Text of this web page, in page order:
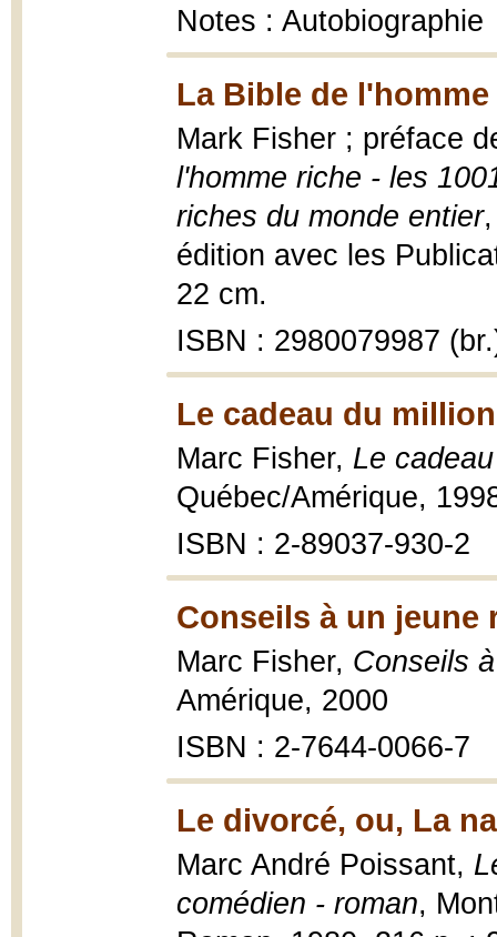
Notes : Autobiographie
La Bible de l'homme
Mark Fisher ; préface
l'homme riche - les
riches du monde entier
édition avec les
22 cm.
ISBN : 2980079987
Le cadeau du
Marc Fisher, Le
Québec/Amérique,
ISBN : 2-89037-930-2
Conseils à un jeune
Marc Fisher, Conseils
Amérique, 2000
ISBN : 2-7644-0066-7
Le divorcé, ou, La
Marc André Poissant,
comédien - roman,